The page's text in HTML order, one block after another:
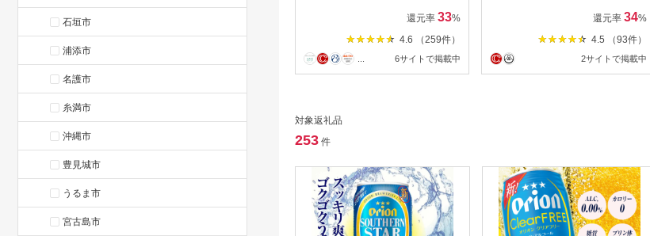
石垣市
浦添市
名護市
糸満市
沖縄市
豊見城市
うるま市
宮古島市
還元率 33%
4.6 （259件）
6サイトで掲載中
還元率 34%
4.5 （93件）
2サイトで掲載中
対象返礼品
253 件